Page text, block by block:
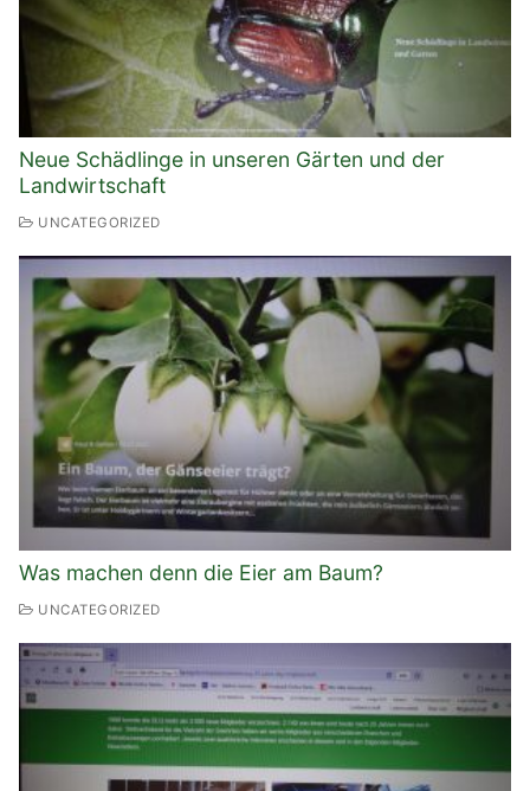
Neue Schädlinge in unseren Gärten und der
Landwirtschaft
UNCATEGORIZED
Was machen denn die Eier am Baum?
UNCATEGORIZED